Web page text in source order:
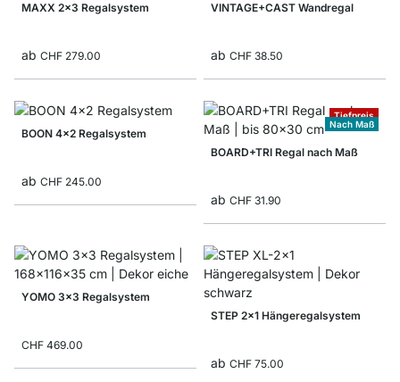
MAXX 2x3 Regalsystem
ab CHF 279.00
VINTAGE+CAST Wandregal
ab CHF 38.50
BOON 4x2 Regalsystem
ab CHF 245.00
Tiefpreis
Nach Maß
BOARD+TRI Regal nach Maß
ab CHF 31.90
YOMO 3x3 Regalsystem
CHF 469.00
STEP 2x1 Hängeregalsystem
ab CHF 75.00